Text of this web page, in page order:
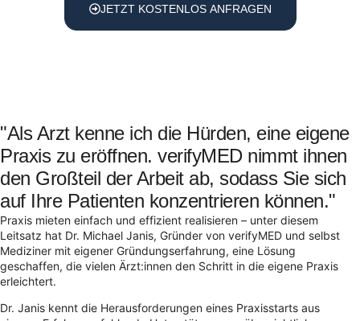
JETZT KOSTENLOS ANFRAGEN
"Als Arzt kenne ich die Hürden, eine eigene
Praxis zu eröffnen. verifyMED nimmt ihnen
den Großteil der Arbeit ab, sodass Sie sich
auf Ihre Patienten konzentrieren können."
Praxis mieten einfach und effizient realisieren – unter diesem
Leitsatz hat Dr. Michael Janis, Gründer von verifyMED und selbst
Mediziner mit eigener Gründungserfahrung, eine Lösung
geschaffen, die vielen Ärzt:innen den Schritt in die eigene Praxis
erleichtert.
Dr. Janis kennt die Herausforderungen eines Praxisstarts aus